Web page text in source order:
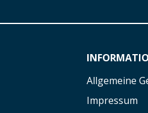
Allgemeine
Impressum